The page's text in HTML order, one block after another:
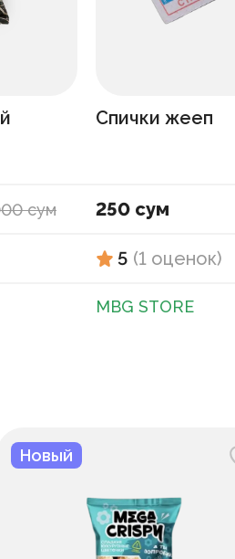
сум
Спички жееп
250 сум
5 (1 оценок)
MBG STORE
Новый